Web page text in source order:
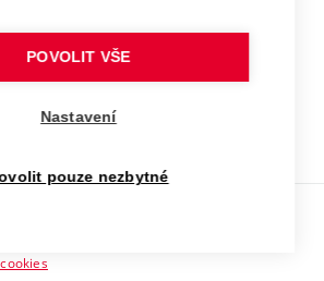
odkaz)
POVOLIT VŠE
Nastavení
pouze nezbytné